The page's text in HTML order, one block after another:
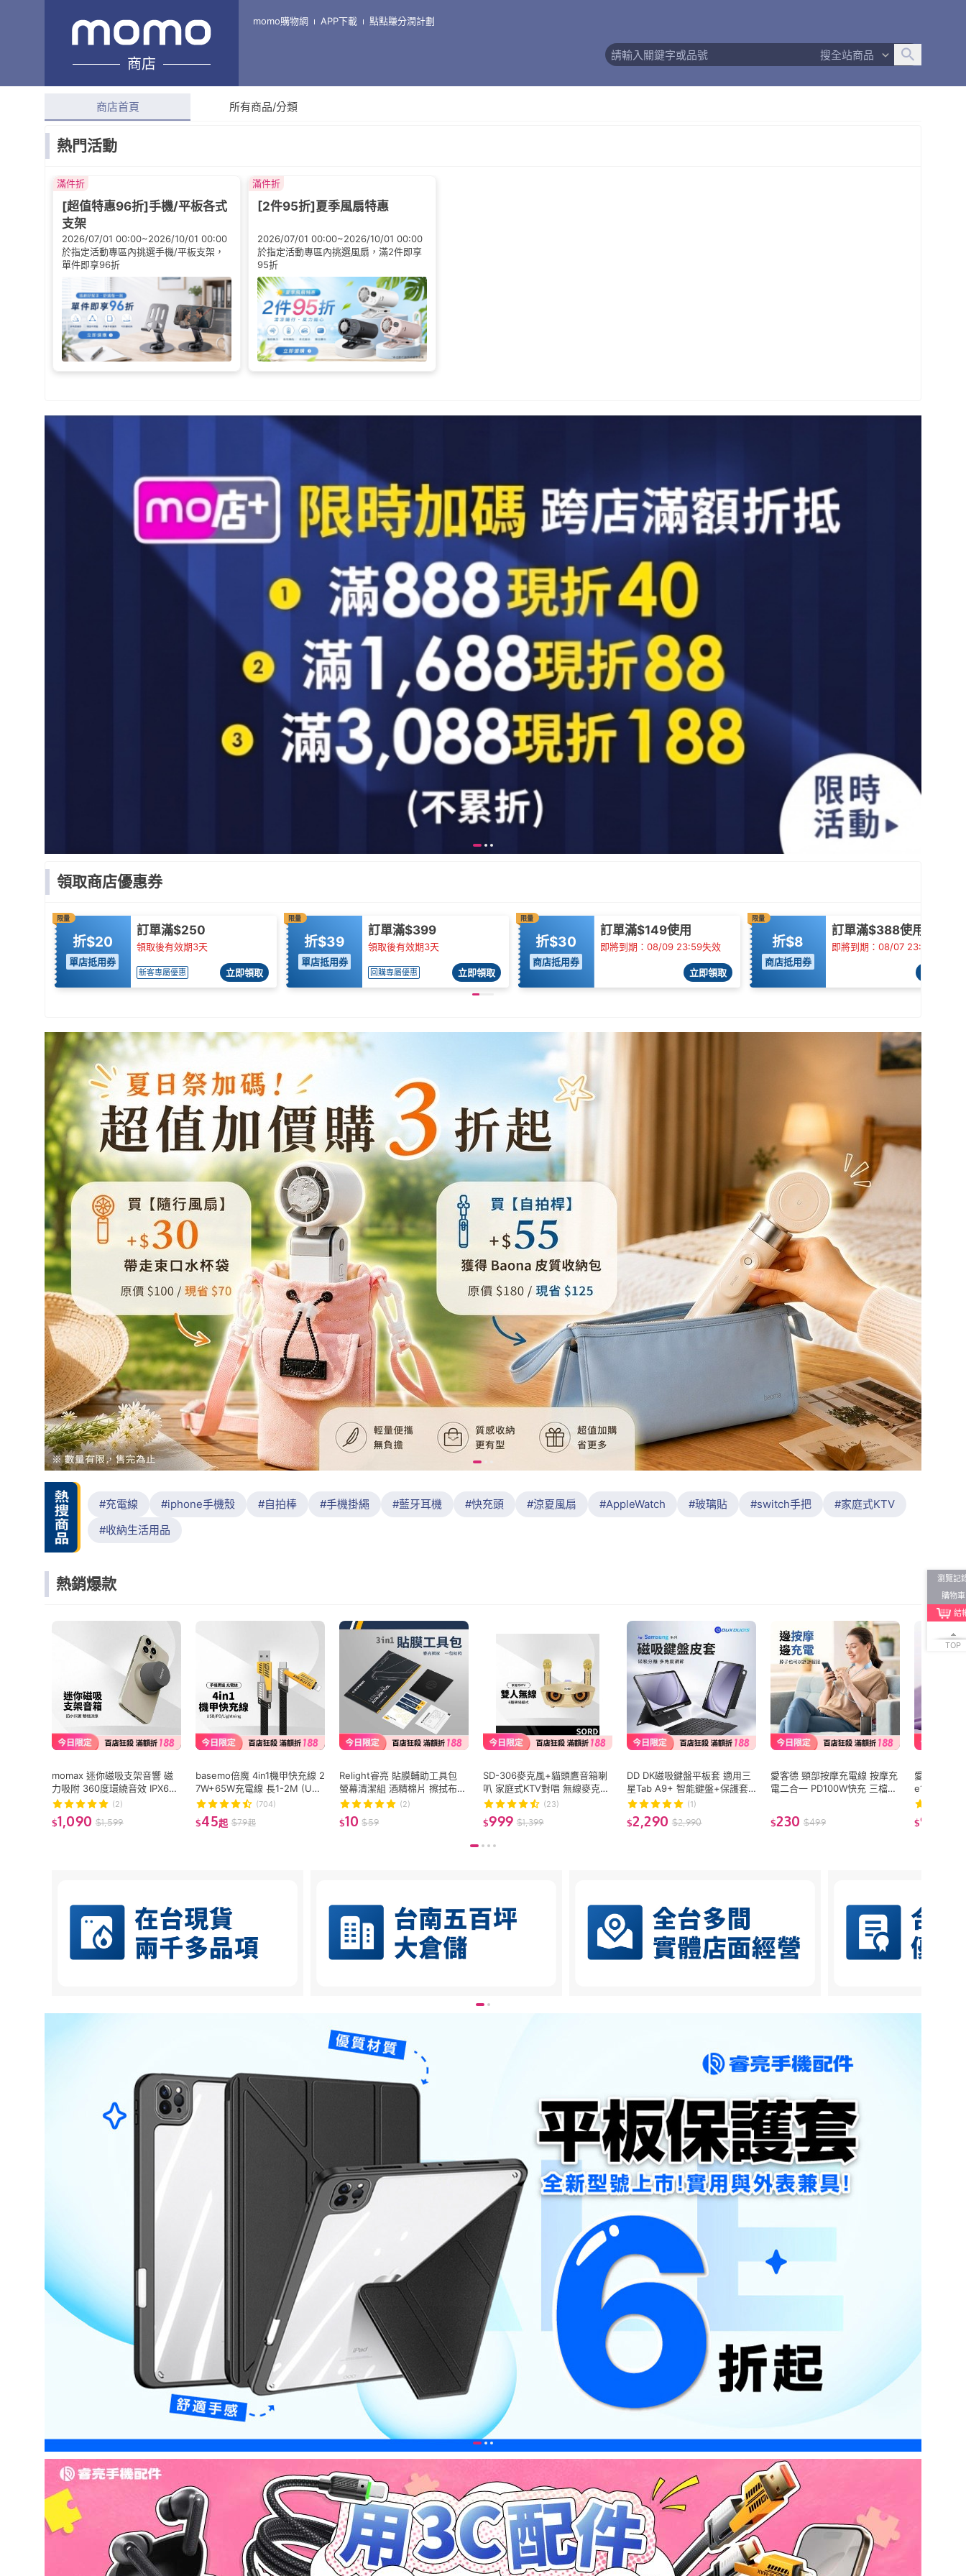
商店
momo購物網 APP下載 點點賺分潤計劃
搜全站商品
睿亮手機配件專賣
綜合評分 商店簡介 退換貨須知
商店首頁 所有商品/分類
熱門活動
滿件折
[超值特惠96折]手機/平板各式
支架
2026/07/01 00:00~2026/10/01 00:00
於指定活動專區內挑選手機/平板支架，
單件即享96折
滿件折
[2件95折]夏季風扇特惠
2026/07/01 00:00~2026/10/01 00:00
於指定活動專區內挑選風扇，滿2件即享
95折
領取商店優惠券
限量
折$20
單店抵用券
訂單滿$250
領取後有效期3天
新客專屬優惠 立即領取
限量
折$39
單店抵用券
訂單滿$399
領取後有效期3天
回購專屬優惠 立即領取
限量
折$30
商店抵用券
訂單滿$149使用
即將到期：08/09 23:59失效
立即領取
限量
折$8
商店抵用券
訂單滿$388使用
即將到期：08/07 23:59失效
充電線 iphone手機殼 自拍棒 手機掛繩 藍牙耳機 快充頭 涼夏風扇 AppleWatch 玻璃貼 switch手把
家庭式KTV
收納生活用品
熱銷爆款
momax 迷你磁吸支架音響 磁
力吸附 360度環繞音效 IPX6防
水 可連2台設備 穩定連線 長效
續航 迷你露營音響
(2)
$1,090 $1,599
basemo倍魔 4in1機甲快充線 2
7W+65W充電線 長1-2M (US
B/PD/Lightning)(704)
$45起 $79起
Relight睿亮 貼膜輔助工具包
螢幕清潔組 酒精棉片 擦拭布
貼膜工具 保護貼DIY 除塵貼 玻
璃貼 酒精包
(2)
$10 $59
SD-306麥克風+貓頭鷹音箱喇
叭 家庭式KTV對唱 無線麥克風
重低音 開趴必備(23)
$999 $1,399
DD DK磁吸鍵盤平板套 適用三
星Tab A9+ 智能鍵盤+保護套
+多角度支架 分體設計 內置筆
槽 鍵盤平板保護套
(1)
$2,290 $2,990
愛客德 頸部按摩充電線 按摩充
電二合一 PD100W快充 三檔按
分配電流 掛脖按摩器
$230 $499
愛觸寶 防
e16 15 14
四角氣囊防
$99
瀏覽記
購物車
結
TOP